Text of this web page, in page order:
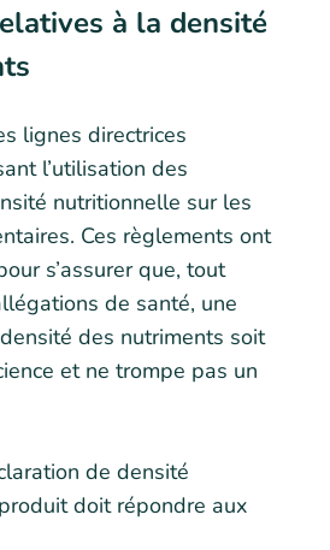
à la densité
lignes directrices
l’utilisation des
nutritionnelle sur les
Ces règlements ont
s’assurer que, tout
de santé, une
des nutriments soit
et ne trompe pas un
de densité
doit répondre aux